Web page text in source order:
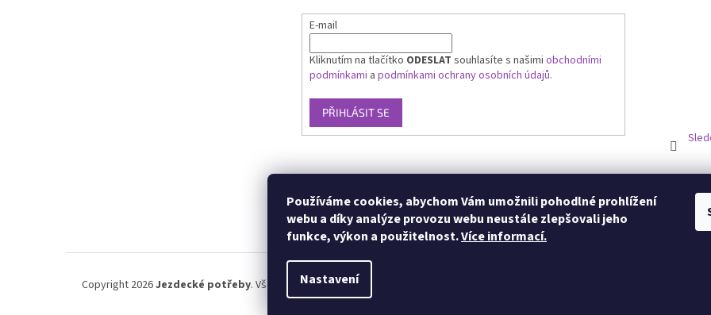
Používáme cookies, abychom Vám umožnili pohodlné prohlížení
webu a díky analýze provozu webu neustále zlepšovali jeho
funkce, výkon a použitelnost.Více informací.
Nastavení
E-mail
Kliknutím na tlačítko ODESLAT souhlasíte s našimi obchodními
podmínkami a podmínkami ochrany osobních údajů.
PŘIHLÁSIT SE
Copyright 2026Jezdecké potřeby. Všechna práva vyhrazena.